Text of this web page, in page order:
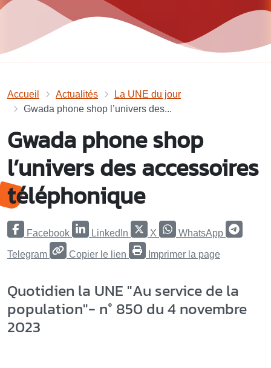
Accueil Actualités
La UNE du jour
Gwada phone shop l’univers des...
Gwada phone shop
l’univers des accessoires
téléphonique
Facebook LinkedIn X WhatsApp
Telegram Copier le lien Imprimer la page
Quotidien la UNE "Au service de la
population"- n° 850 du 4 novembre
2023